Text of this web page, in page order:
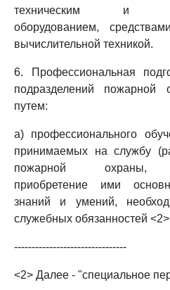
техническим и
оборудованием,
вычислительной техникой.
6. Профессиональная
подразделений пожарной
путем:
а) профессионального
принимаемых на службу
пожарной охраны,
приобретение ими
знаний и умений,
служебных обязанностей
--------------------------------
<2> Далее - "специальное